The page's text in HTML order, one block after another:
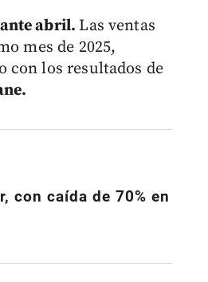
abril.Las ventas
mes de 2025,
con los resultados de
con caída de 70% en